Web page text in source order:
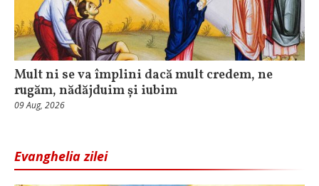
Mult ni se va împlini dacă mult credem, ne
rugăm, nădăjduim și iubim
09 Aug, 2026
Evanghelia zilei